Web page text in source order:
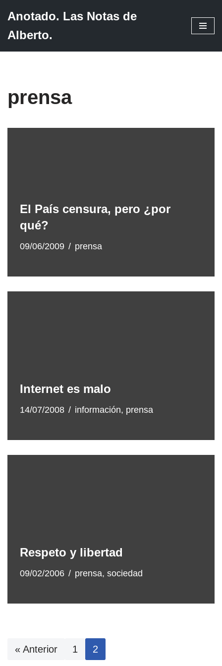
Saltar
Anotado. Las Notas de
Alberto.
prensa
El País censura, pero ¿por
qué?
09/06/2009 prensa
Internet es malo
14/07/2008 información, prensa
Respeto y libertad
09/02/2006 prensa, sociedad
« Anterior 1 2